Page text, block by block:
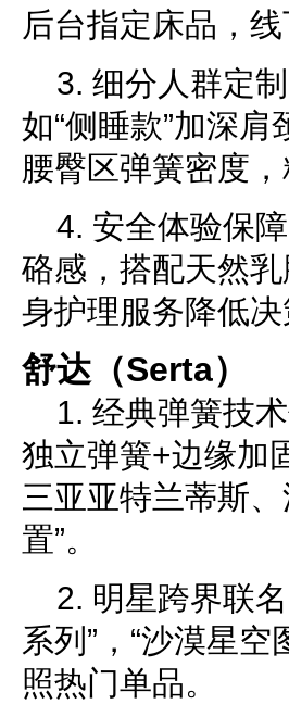
后台指定床品，
3. 细分人群定
如“侧睡款”加深肩
腰臀区弹簧密度
4. 安全体验保
硌感，搭配天然
身护理服务降低决
舒达（Serta）
1. 经典弹簧技
独立弹簧+边缘加
三亚亚特兰蒂斯
置”。
2. 明星跨界联
系列”，“沙漠星空
照热门单品。